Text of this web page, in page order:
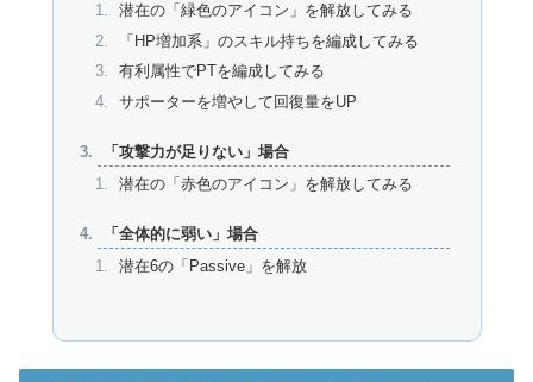
潜在の「緑色のアイコン」を解放してみる
「HP増加系」のスキル持ちを編成してみる
有利属性でPTを編成してみる
サポーターを増やして回復量をUP
「攻撃力が足りない」場合
潜在の「赤色のアイコン」を解放してみる
「全体的に弱い」場合
潜在6の「Passive」を解放